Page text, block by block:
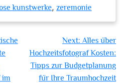
kunstwerke, zeremonie
im
Next: Alles über
Hochzeitsfotograf Kosten:
Tipps zur Budgetplanung
für Ihre Traumhochzeit